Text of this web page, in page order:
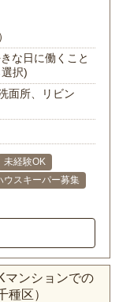
な日に働くこと
択)
面所、リビン
未経験OK
ウスキーパー募集
マンションでの
種区）